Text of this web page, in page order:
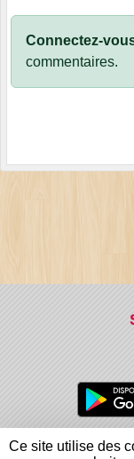
Connectez-
commentaires.
Charte
Ce site utilise des